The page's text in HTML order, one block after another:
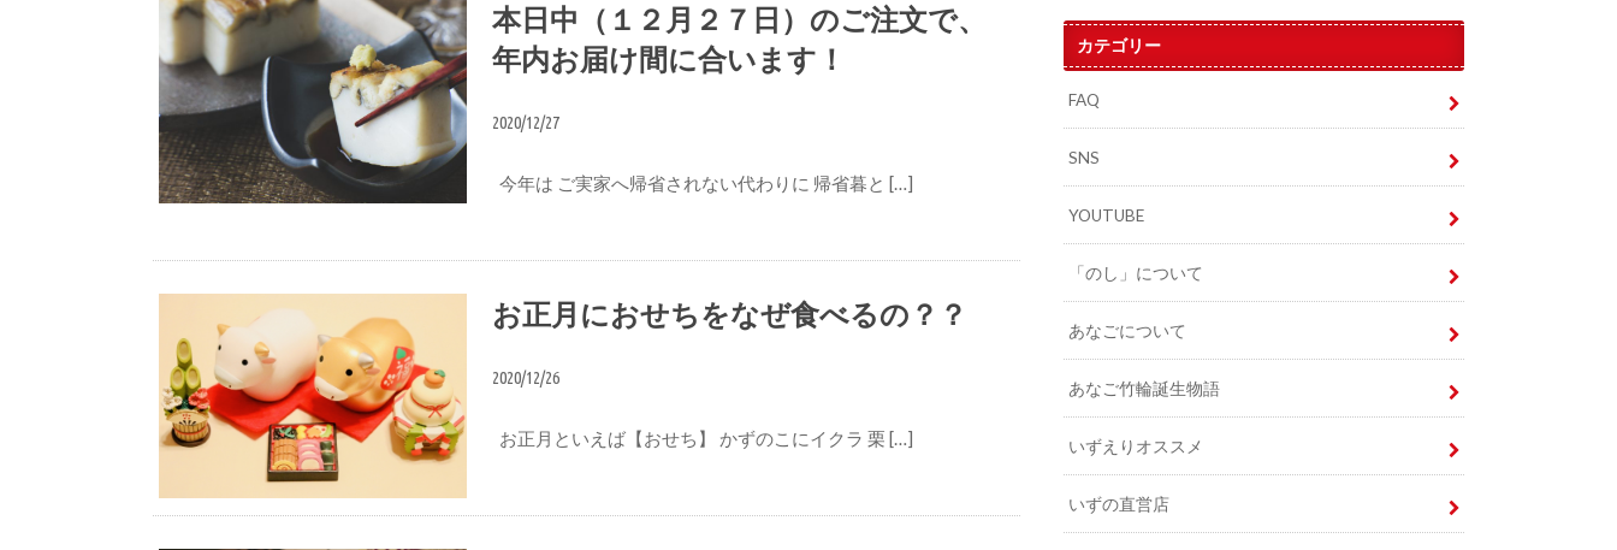
本日中（１２月２７日）のご注文で、
年内お届け間に合います！
2020/12/27
今年は ご実家へ帰省されない代わりに 帰省暮と […]
おせち
お正月におせちをなぜ食べるの？？
2020/12/26
お正月といえば【おせち】 かずのこにイクラ 栗 […]
カテゴリー
FAQ
SNS
YOUTUBE
「のし」について
あなごについて
あなご竹輪誕生物語
いずえりオススメ
いずの直営店